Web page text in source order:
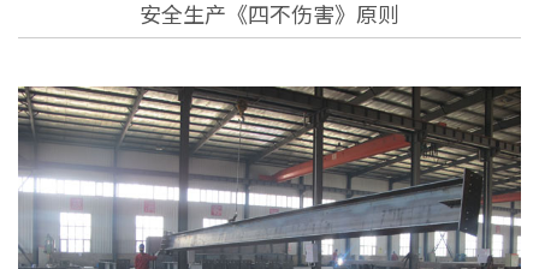
安全生产《四不伤害》原则